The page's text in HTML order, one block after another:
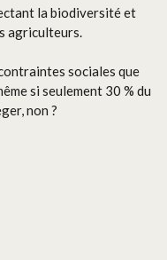
la biodiversité et
agriculteurs.
sociales que
si seulement 30 % du
non ?